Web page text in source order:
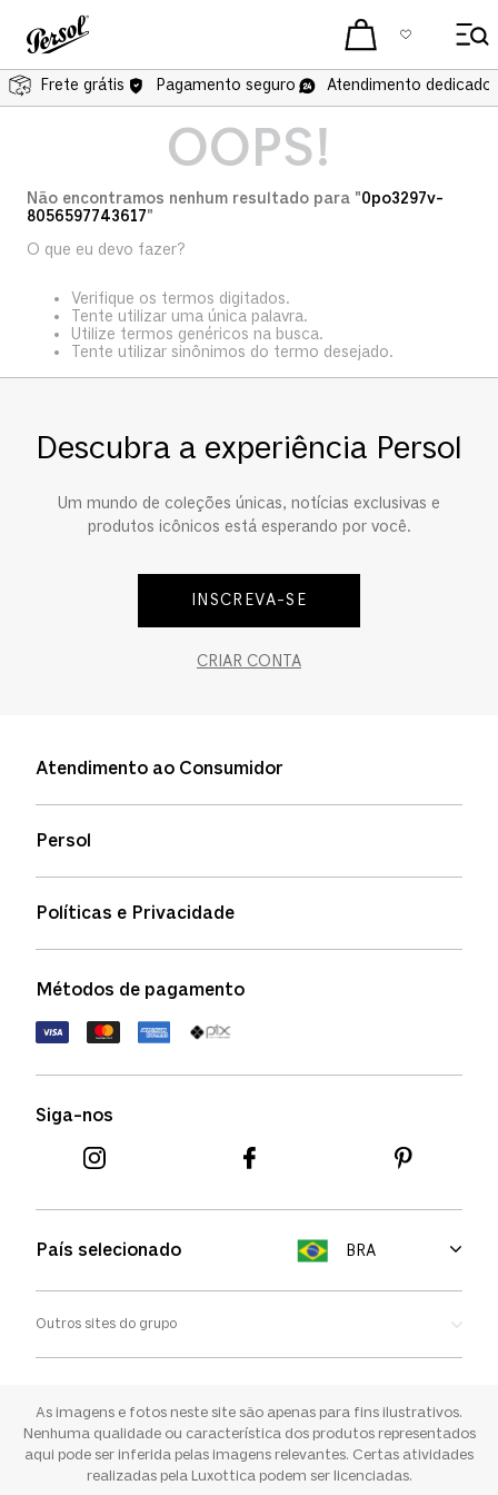
Frete grátis Pagamento seguro Atendimento dedicado
OOPS!
Não encontramos nenhum resultado para "0po3297v-
8056597743617"
O que eu devo fazer?
Verifique os termos digitados.
Tente utilizar uma única palavra.
Utilize termos genéricos na busca.
Tente utilizar sinônimos do termo desejado.
Descubra a experiência Persol
Um mundo de coleções únicas, notícias exclusivas e
produtos icônicos está esperando por você.
INSCREVA-SE
CRIAR CONTA
Atendimento ao Consumidor
Status de pedidos
Política de garantia
FAQs
Persol
Políticas e Privacidade
Política de devolução
Termos de uso
Métodos de pagamento
Siga-nos
País selecionado BRA
Outros sites do grupo
Ray-ban
Sunglass Hut
As imagens e fotos neste site são apenas para fins ilustrativos.
Nenhuma qualidade ou característica dos produtos representados
aqui pode ser inferida pelas imagens relevantes. Certas atividades
realizadas pela Luxottica podem ser licenciadas.